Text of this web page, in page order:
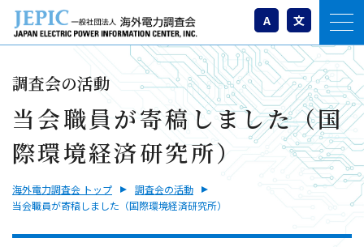
A 文
調査会の活動
当会職員が寄稿しました（国
際環境経済研究所）
海外電力調査会 トップ
調査会の活動
当会職員が寄稿しました（国際環境経済研究所）